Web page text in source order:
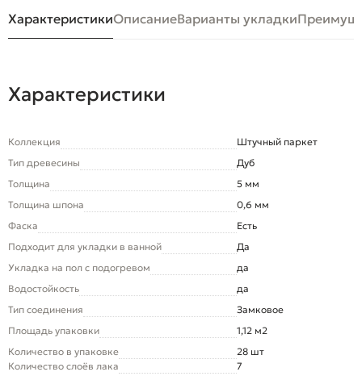
ХарактеристикиОписаниеВарианты укладки
Характеристики
Коллекция
Штучный паркет
Тип древесины
Дуб
Толщина
5 мм
Толщина шпона
0,6 мм
Фаска
Есть
Подходит для укладки в ванной
Да
Укладка на пол c подогревом
да
Водостойкость
да
Тип соединения
Замковое
Площадь упаковки
1,12 м2
Количество в упаковке
28 шт
Количество слоёв лака
7